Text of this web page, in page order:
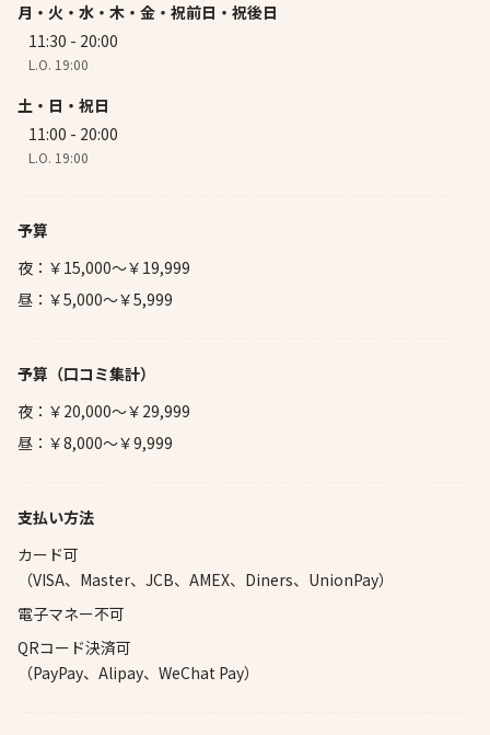
月・火・水・木・金・祝前日・祝後日
11:30 - 20:00
L.O. 19:00
土・日・祝日
11:00 - 20:00
L.O. 19:00
予算
夜：￥15,000～￥19,999
昼：￥5,000～￥5,999
予算 （口コミ集計）
夜：￥20,000～￥29,999
昼：￥8,000～￥9,999
支払い方法
カード可
（VISA、Master、JCB、AMEX、Diners、UnionPay）
電子マネー不可
QRコード決済可
（PayPay、Alipay、WeChat Pay）